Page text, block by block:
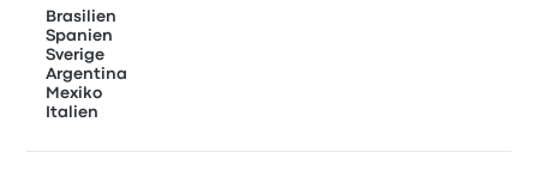
Brasilien
Spanien
Sverige
Argentina
Mexiko
Italien